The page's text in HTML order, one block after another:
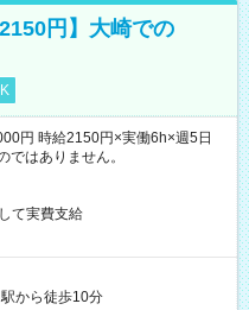
円】大崎での
円 時給2150円×実働6h×週5日
はありません。
て実費支給
から徒歩10分